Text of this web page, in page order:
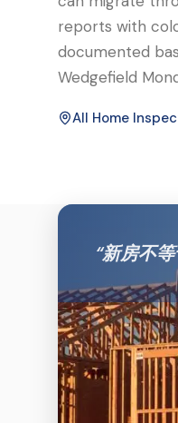
reports with
documented
Wedgefield
All Home
“新房不等